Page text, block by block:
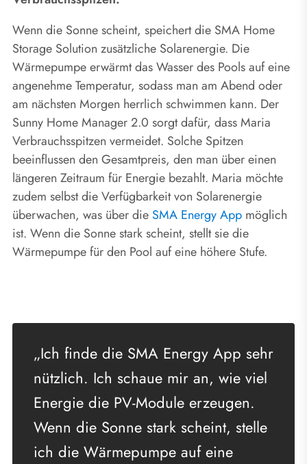
Wenn die Sonne scheint, speichert die SMA Home
Storage Solution zusätzliche Solarenergie. Die
Wärmepumpe erwärmt das Wasser des Pools auf eine
angenehme Temperatur, sodass man am Abend oder
am nächsten Morgen herrlich schwimmen kann. Der
Sunny Home Manager 2.0 sorgt dafür, dass Maria
Verbrauchsspitzen vermeidet. Solche Spitzen
beeinflussen den Gesamtpreis, den man über einen
längeren Zeitraum für Energie bezahlt. Maria möchte
zudem selbst die Verfügbarkeit von Solarenergie
überwachen, was über die SMA Energy App möglich
ist. Wenn die Sonne stark scheint, stellt sie die
Wärmepumpe für den Pool auf eine höhere Stufe.
„Ich finde die SMA Energy App sehr
nützlich. Ich schaue mir an, wie viel
Energie die PV-Module erzeugen.
Wenn die Sonne stark scheint, stelle
ich die Wärmepumpe auf eine